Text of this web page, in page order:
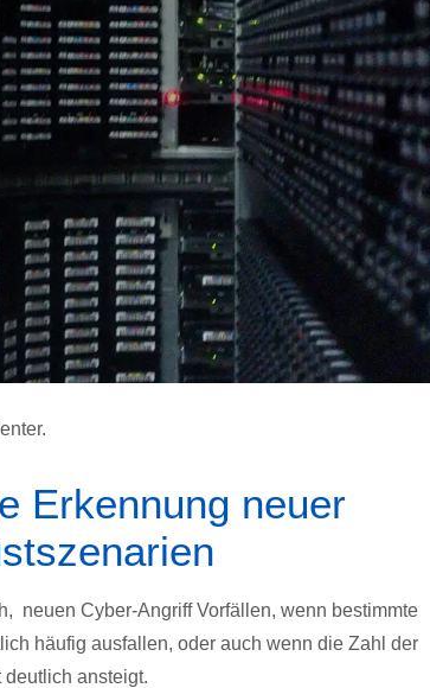
Erkennung neuer
neuen Cyber-Angriff Vorfällen, wenn bestimmte
häufig ausfallen, oder auch wenn die Zahl der
ansteigt.